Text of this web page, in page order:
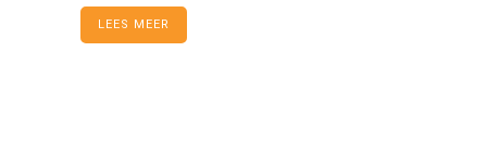
LEES MEER